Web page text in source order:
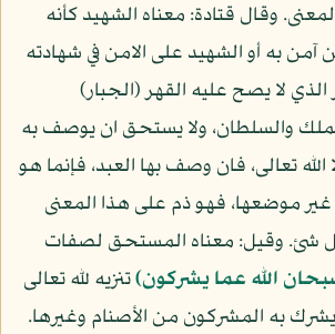
وقال قتادة: معناه الشهيد كأنه
به أو الشهيد على الامن في شهادته
الذي لا يصح عليه القهر (الجبار)
والسلطان، ولا يستحق ان يوصف به
الله تعالى، فان وصف بها العبد، فإنما هو
موضعها، فهو ذم على هذا المعنى
كل شئ. وقيل: معناه المستحق لصفات
الله عما يشركون)تنزيه لله تعالى
به المشركون من الأصنام وغيرها.